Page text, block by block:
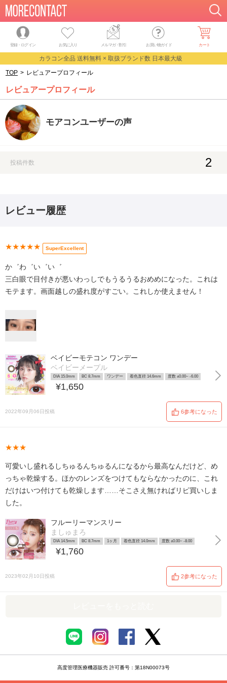
登録・ログイン お気に入り メルマガ・割引 お買い物ガイド カート
カラコン全品 送料無料 × 取扱ブランド数 日本最大級
TOP > レビュアープロフィール
レビュアープロフィール
モアコンユーザーの声
投稿件数 2
レビュー履歴
★★★★★ SuperExcellent
か゛わ゛い゛い゛
三白眼で目付きが悪いわっしでもうるうるおめめになった。これは
モテます。画面越しの盛れ度がすごい。これしか使えません！
ベイビーモテコン ワンデー
ベイビーメープル
DIA 15.0mm BC 8.7mm ワンデー 着色直径 14.6mm 度数 ±0.00~ -6.00
¥1,650
2022年09月06日投稿 6参考になった
★★★
可愛いし盛れるしちゅるんちゅるんになるから最高なんだけど、め
っちゃ乾燥する。ほかのレンズをつけてもならなかったのに、これ
だけはいつ付けても乾燥します……そこさえ無ければリピ買いしま
した。
フルーリーマンスリー
ましゅまろ
DIA 14.5mm BC 8.7mm 1ヶ月 着色直径 14.0mm 度数 ±0.00~ -8.00
¥1,760
2023年02月10日投稿 2参考になった
高度管理医療機器販売 許可番号：第18N00073号